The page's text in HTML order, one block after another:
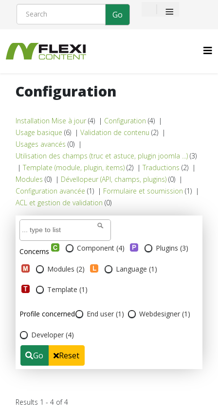
≡
Configuration
Installation Mise à jour (4) | Configuration (4) |
Usage basique (6) | Validation de contenu (2) |
Usages avancés (0) |
Utilisation des champs (truc et astuce, plugin joomla ...) (3)
| Template (module, plugin, items) (2) | Traductions (2) |
Modules (0) | Dévellopeur (API, champs, plugins) (0) |
Configuration avancée (1) | Formulaire et soumission (1) |
ACL et gestion de validation (0)
Concerns Component (4) Plugins (3)
Modules (2) Language (1)
Template (1)
Profile concerned End user (1) Webdesigner (1)
Developer (4)
Go Reset
Results 1 - 4 of 4